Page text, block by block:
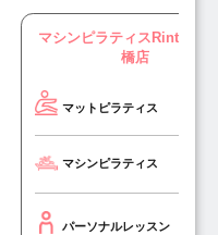
マシンピラティスRintosull
橋店
マットピラティス
マシンピラティス
パーソナルレッスン